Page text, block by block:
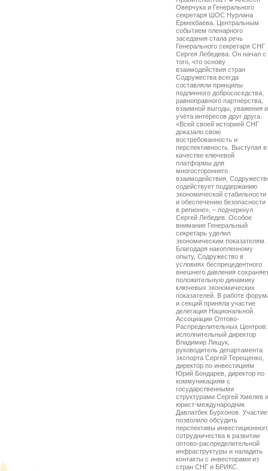
Оверчука и Генерального
секретаря ШОС Нурлана
Ермекбаева. Центральным
событием пленарного
заседания стала речь
Генерального секретаря СНГ
Сергея Лебедева. Он начал с
того, что основу
взаимодействия стран
Содружества всегда
составляли принципы
подлинного добрососедства,
равноправного партнёрства,
взаимной выгоды, уважения и
учёта интересов друг друга.
«Всей своей историей СНГ
доказало свою
востребованность и
перспективность. Выступая в
качестве ключевой
платформы для
многостороннего
взаимодействия,
содействует поддержанию
экономической стабильности
и обеспечению безопасности
в регионе», – подчеркнул
Сергей Лебедев. Особое
внимание Генеральный
секретарь уделил
экономическим показателям.
Благодаря накопленному
опыту, Содружество в
условиях беспрецедентного
внешнего давления
положительную динамику
ключевых экономических
показателей. В работе
и секций приняла участие
делегация Национальной
Ассоциации Оптово-
Распределительных Центров:
исполнительный директор
Владимир Лищук,
руководитель департамента
экспорта Сергей Терещенко,
директор по инвестициям
Юрий Бондарев, директор по
коммуникациям с
государственными
структурами Сергей Хмелев и
юрист-международник
Давлатбек Бурхонов. Участие
позволило обсудить
перспективы
сотрудничества в развитии
оптово-распределительной
инфраструктуры и наладить
контакты с инвесторами из
стран СНГ и БРИКС.